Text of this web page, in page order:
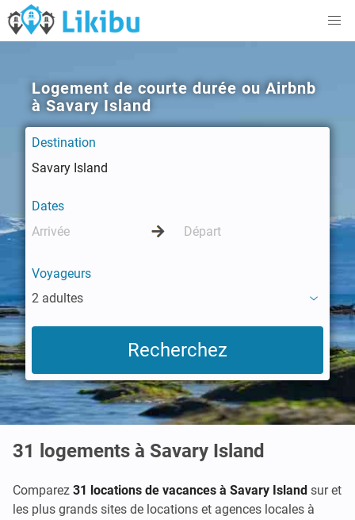
Logement de courte durée ou Airbnb
à Savary Island
Destination
Dates
Voyageurs
2 adultes
31 logements à Savary Island
Comparez 31 locations de vacances à Savary Island suret
les plus grands sites de locations et agences locales à